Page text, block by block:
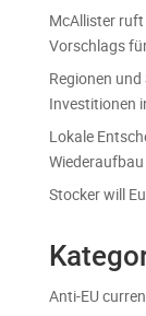
McAllister
Vorschlags
Regionen
Investitionen
Lokale
Stocker will
Anti-EU